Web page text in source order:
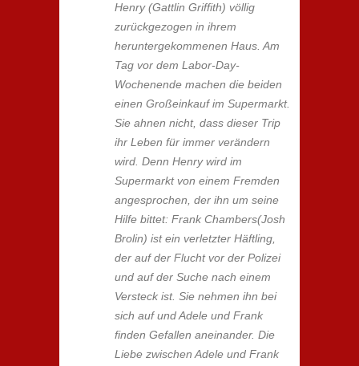
Henry (Gattlin Griffith) völlig
zurückgezogen in ihrem
heruntergekommenen Haus. Am
Tag vor dem Labor-Day-
Wochenende machen die beiden
einen Großeinkauf im Supermarkt.
Sie ahnen nicht, dass dieser Trip
ihr Leben für immer verändern
wird. Denn Henry wird im
Supermarkt von einem Fremden
angesprochen, der ihn um seine
Hilfe bittet: Frank Chambers(Josh
Brolin) ist ein verletzter Häftling,
der auf der Flucht vor der Polizei
und auf der Suche nach einem
Versteck ist. Sie nehmen ihn bei
sich auf und Adele und Frank
finden Gefallen aneinander. Die
Liebe zwischen Adele und Frank